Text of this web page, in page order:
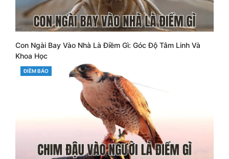
Con Ngài Bay Vào Nhà Là Điềm Gì: Góc Độ Tâm Linh Và
Khoa Học
CATEGORIES
ĐIỀM BÁO